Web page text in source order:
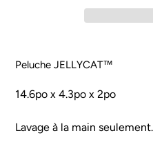
d'un
à
votre
Peluche JELLYCAT™
14.6po x 4.3po x 2po
Lavage à la main seulement.